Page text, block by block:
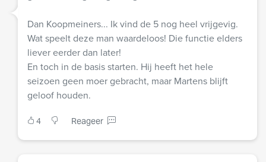
Dan Koopmeiners... Ik vind de 5 nog heel vrijgevig.
Wat speelt deze man waardeloos! Die functie elders
liever eerder dan later!
En toch in de basis starten. Hij heeft het hele
seizoen geen moer gebracht, maar Martens blijft
geloof houden.
4 Reageer